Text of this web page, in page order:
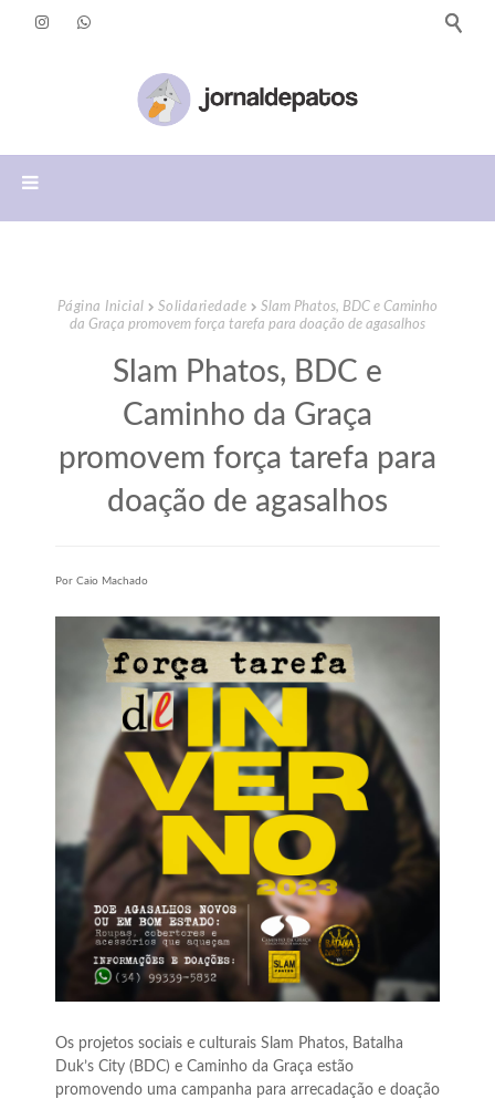
Página Inicial Solidariedade
Slam Phatos, BDC e Caminho
da Graça promovem força tarefa para doação de agasalhos
Slam Phatos, BDC e
Caminho da Graça
promovem força tarefa para
doação de agasalhos
Por Caio Machado
Os projetos sociais e culturais Slam Phatos, Batalha
Duk’s City (BDC) e Caminho da Graça estão
promovendo uma campanha para arrecadação e doação